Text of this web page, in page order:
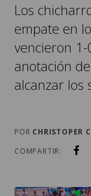
Los
empate en
vencieron
anotación
alcanzar los
POR CHRISTOPER
COMPARTIR: